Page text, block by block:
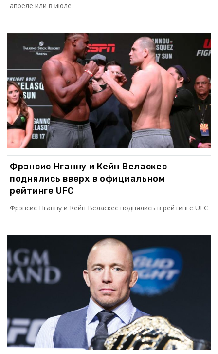
апреле или в июле
Фрэнсис Нганну и Кейн Веласкес
поднялись вверх в официальном
рейтинге UFC
Фрэнсис Нганну и Кейн Веласкес поднялись в рейтинге UFC